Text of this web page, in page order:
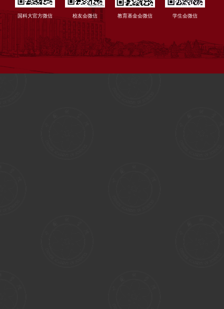
国科大官方微信 校友会微信 教育基金会微信 学生会微信